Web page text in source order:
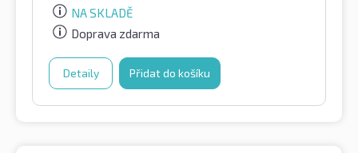
NA SKLADĚ
Doprava zdarma
Detaily Přidat do košíku